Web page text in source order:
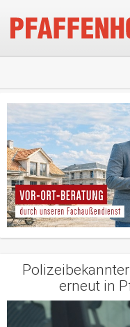
erneut in